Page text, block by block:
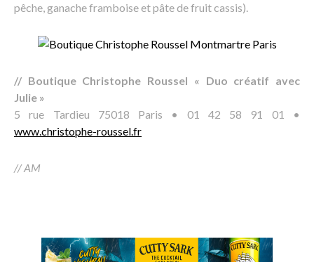
pêche, ganache framboise et pâte de fruit cassis).
// Boutique Christophe Roussel « Duo créatif avec
Julie »
5 rue Tardieu 75018 Paris • 01 42 58 91 01 •
www.christophe-roussel.fr
// AM